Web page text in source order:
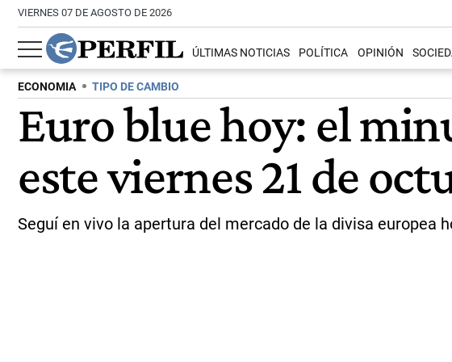
VIERNES 07 DE AGOSTO DE 2026
ÚLTIMAS NOTICIAS POLÍTICA OPINIÓN
ECONOMIA TIPO DE CAMBIO
Euro blue hoy: el
este viernes 21 de
Seguí en vivo la apertura del mercado de la divisa europea